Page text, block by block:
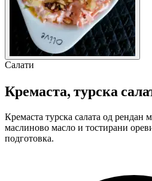
Салати
Кремаста, турска
Кремаста турска салата од рендан
маслиново масло и тостирани
подготовка.